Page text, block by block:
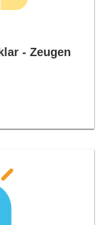
- Zeugen